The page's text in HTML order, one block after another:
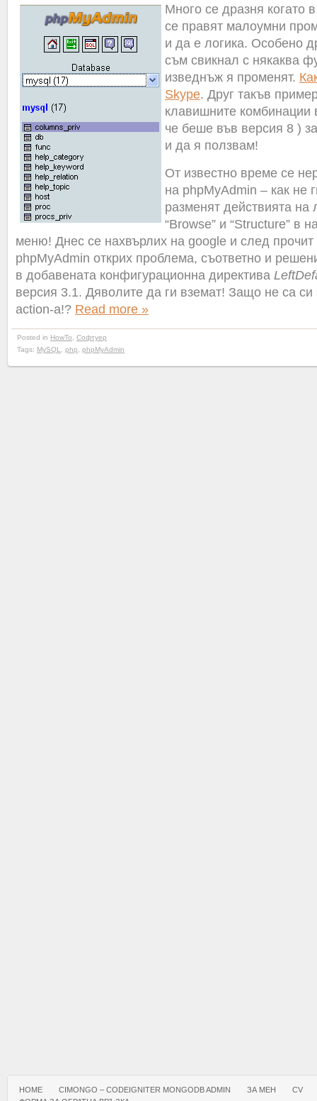
Много се дразня когато
се правят малоумни
и да е логика. Особено
съм свикнал с някаква
изведнъж я променят.
Skype. Друг такъв
клавишните комбинации
че беше във версия 8 )
и да я ползвам!
От известно време се
на phpMyAdmin – как не
разменят действията на
“Browse” и “Structure” в
меню! Днес се нахвърлих на google и след
phpMyAdmin открих проблема, съответно и
в добавената конфигурационна директива
версия 3.1. Дяволите да ги вземат! Защо не са си
action-a!? Read more »
Posted in HowTo
Софтуер
Tags: MySQL php phpMyAdmin
HOME CIMONGO – CODEIGNITER MONGODB ADMIN ЗА МЕН
CV